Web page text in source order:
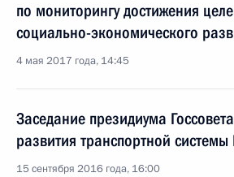
по мониторингу достижения
социально-экономического
4 мая 2017 года, 14:45
Заседание президиума
развития транспортной
15 сентября 2016 года, 16:00